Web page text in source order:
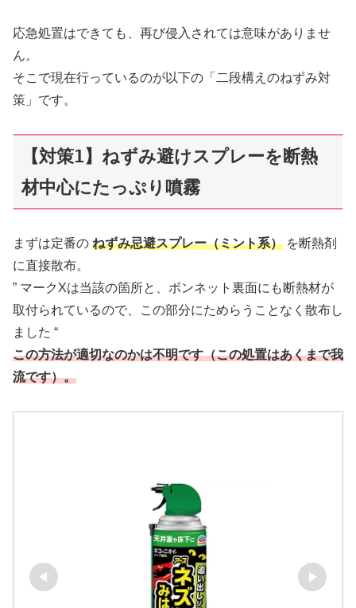
応急処置はできても、再び侵入されては意味がありませ
ん。
そこで現在行っているのが以下の「二段構えのねずみ対
策」です。
【対策1】ねずみ避けスプレーを断熱
材中心にたっぷり噴霧
まずは定番の ねずみ忌避スプレー（ミント系） を断熱剤
に直接散布。
” マークXは当該の箇所と、ボンネット裏面にも断熱材が
取付られているので、この部分にためらうことなく散布し
ました “
この方法が適切なのかは不明です（この処置はあくまで我
流です）。